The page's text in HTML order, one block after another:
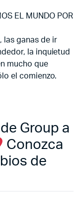
EL MUNDO POR
las ganas de ir
la inquietud
mucho que
el comienzo.
Group a
Conozca
de